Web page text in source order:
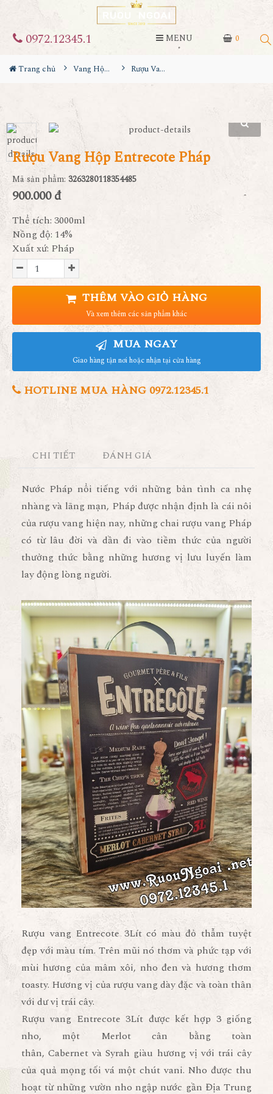
0
0972.12345.1 MENU
Trang chủ Vang Hộp 3L - 5L Rượu Vang Hộp Entrecote Pháp
Rượu Vang Hộp Entrecote Pháp
Mã sản phẩm: 3263280118354485
900.000 đ
Thể tích: 3000ml
Nồng độ: 14%
Xuất xứ: Pháp
THÊM VÀO GIỎ HÀNG
Và xem thêm các sản phẩm khác
MUA NGAY
Giao hàng tận nơi hoặc nhận tại cửa hàng
HOTLINE MUA HÀNG 0972.12345.1
CHI TIẾT ĐÁNH GIÁ
Nước Pháp nổi tiếng với những bản tình ca nhẹ
nhàng và lãng mạn, Pháp được nhận định là cái nôi
của rượu vang hiện nay, những chai rượu vang Pháp
có từ lâu đời và dần đi vào tiềm thức của người
thưởng thức bằng những hương vị lưu luyến làm
lay động lòng người.
Rượu vang Entrecote3Lít có màu đỏ thẫm tuyệt
đẹp với màu tím. Trên mũi nó thơm và phức tạp với
mùi hương của mâm xôi, nho đen và hương thơm
toasty. Hương vị của rượu vang dày đặc và toàn thân
với dư vị trái cây.
Rượu vang Entrecote 3Lít được kết hợp 3 giống
nho, một Merlotcân bằng toàn
thân,Cabernet vàSyrah giàu hương vị với trái cây
của quả mọng tối vá một chút vani. Nho được thu
hoạt từ những vườn nho ngập nước gần Địa Trung